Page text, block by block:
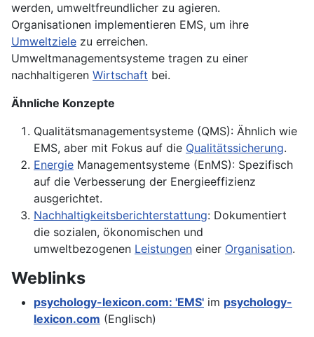
werden, umweltfreundlicher zu agieren.
Organisationen implementieren EMS, um ihre
Umweltziele zu erreichen.
Umweltmanagementsysteme tragen zu einer
nachhaltigeren Wirtschaft bei.
Ähnliche Konzepte
Qualitätsmanagementsysteme (QMS): Ähnlich wie
EMS, aber mit Fokus auf die Qualitätssicherung.
Energie Managementsysteme (EnMS): Spezifisch
auf die Verbesserung der Energieeffizienz
ausgerichtet.
Nachhaltigkeitsberichterstattung: Dokumentiert
die sozialen, ökonomischen und
umweltbezogenen Leistungen einer Organisation.
Weblinks
psychology-lexicon.com: 'EMS' im psychology-
lexicon.com (Englisch)